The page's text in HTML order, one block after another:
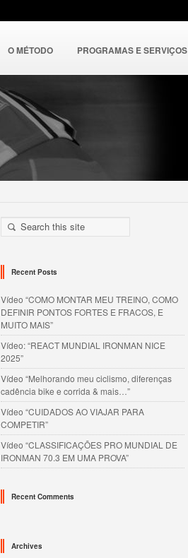
O MÉTODO PROGRAMAS E SERVIÇOS
Recent Posts
Vídeo “COMO MONTAR MEU TREINO, COMO
DEFINIR PONTOS FORTES E FRACOS, E
MUITO MAIS”
Vídeo: “REACT MUNDIAL IRONMAN NICE
2025”
Vídeo “Melhorando meu ciclismo, diferenças
cadência bike e corrida & mais…”
Vídeo “CUIDADOS AO VIAJAR PARA
COMPETIR”
Vídeo “CLASSIFICAÇÕES PRO MUNDIAL DE
IRONMAN 70.3 EM UMA PROVA”
Recent Comments
Archives